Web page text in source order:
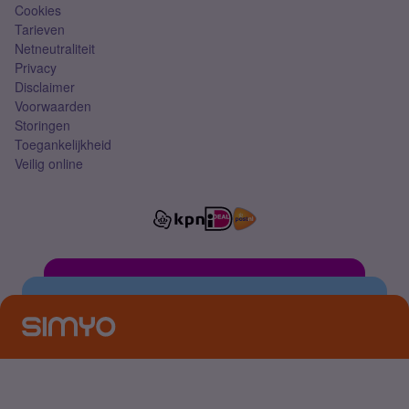
Cookies
Tarieven
Netneutraliteit
Privacy
Disclaimer
Voorwaarden
Storingen
Toegankelijkheid
Veilig online